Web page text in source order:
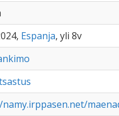
Espanja, yli 8v